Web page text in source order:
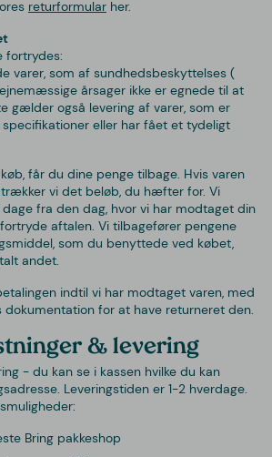
returformular her.
fortrydes:
varer, som af sundhedsbeskyttelses (
årsager ikke er egnede til at
gælder også levering af varer, som er
eller har fået et tydeligt
får du dine penge tilbage. Hvis varen
vi det beløb, du hæfter for. Vi
dage fra den dag, hvor vi har modtaget din
aftalen. Vi tilbagefører pengene
som du benyttede ved købet,
andet.
indtil vi har modtaget varen, med
dokumentation for at have returneret den
& levering
- du kan se i kassen hvilke du kan
Leveringstiden er 1-2 hverdage.
Bring pakkeshop